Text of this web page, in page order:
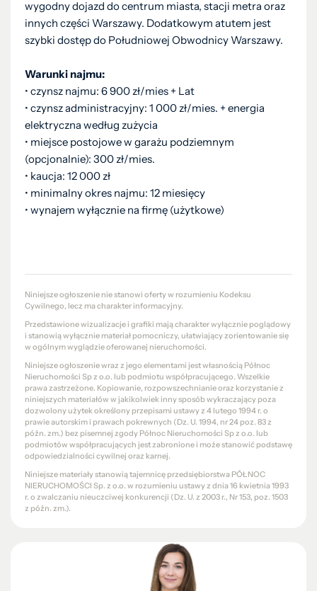
wygodny dojazd do centrum miasta, stacji metra oraz
innych części Warszawy. Dodatkowym atutem jest
szybki dostęp do Południowej Obwodnicy Warszawy.
Warunki najmu:
• czynsz najmu: 6 900 zł/mies + Lat
• czynsz administracyjny: 1 000 zł/mies. + energia
elektryczna według zużycia
• miejsce postojowe w garażu podziemnym
(opcjonalnie): 300 zł/mies.
• kaucja: 12 000 zł
• minimalny okres najmu: 12 miesięcy
• wynajem wyłącznie na firmę (użytkowe)
Niniejsze ogłoszenie nie stanowi oferty w rozumieniu Kodeksu
Cywilnego, lecz ma charakter informacyjny.
Przedstawione wizualizacje i grafiki mają charakter wyłącznie poglądowy
i stanowią wyłącznie materiał pomocniczy, ułatwiający zorientowanie się
w ogólnym wyglądzie oferowanej nieruchomości.
Niniejsze ogłoszenie wraz z jego elementami jest własnością Północ
Nieruchomości Sp z o.o. lub podmiotu współpracującego. Wszelkie
prawa zastrzeżone. Kopiowanie, rozpowszechnianie oraz korzystanie z
niniejszych materiałów w jakikolwiek inny sposób wykraczający poza
dozwolony użytek określony przepisami ustawy z 4 lutego 1994 r. o
prawie autorskim i prawach pokrewnych (Dz. U. 1994, nr 24 poz. 83 z
późn. zm.) bez pisemnej zgody Północ Nieruchomości Sp z o.o. lub
podmiotów współpracujących jest zabronione i może stanowić podstawę
odpowiedzialności cywilnej oraz karnej.
Niniejsze materiały stanowią tajemnicę przedsiębiorstwa PÓŁNOC
NIERUCHOMOŚCI Sp. z o.o. w rozumieniu ustawy z dnia 16 kwietnia 1993
r. o zwalczaniu nieuczciwej konkurencji (Dz. U. z 2003 r., Nr 153, poz. 1503
z późn. zm.).